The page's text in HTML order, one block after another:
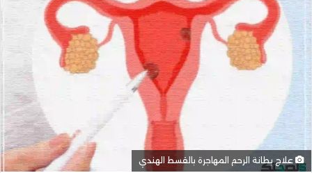
علاج بطانة الرحم المهاجرة بالقسط الهندي